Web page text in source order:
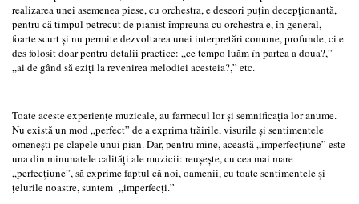
realizarea unei asemenea piese, cu orchestra, e deseori puţin decepţionantă,
pentru că timpul petrecut de pianist împreuna cu orchestra e, în general,
foarte scurt şi nu permite dezvoltarea unei interpretări comune, profunde, ci e
des folosit doar pentru detalii practice: „ce tempo luăm în partea a doua?,”
„ai de gând să eziţi la revenirea melodiei acesteia?,” etc.
Toate aceste experienţe muzicale, au farmecul lor şi semnificaţia lor anume.
Nu există un mod „perfect” de a exprima trăirile, visurile şi sentimentele
omeneşti pe clapele unui pian. Dar, pentru mine, această „imperfecţiune” este
una din minunatele calităţi ale muzicii: reuşeşte, cu cea mai mare
„perfecţiune”, să exprime faptul că noi, oamenii, cu toate sentimentele şi
ţelurile noastre, suntem „imperfecţi.”